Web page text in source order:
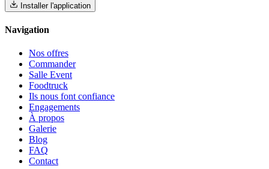
Installer l'application
Navigation
Nos offres
Commander
Salle Event
Foodtruck
Ils nous font confiance
Engagements
À propos
Galerie
Blog
FAQ
Contact